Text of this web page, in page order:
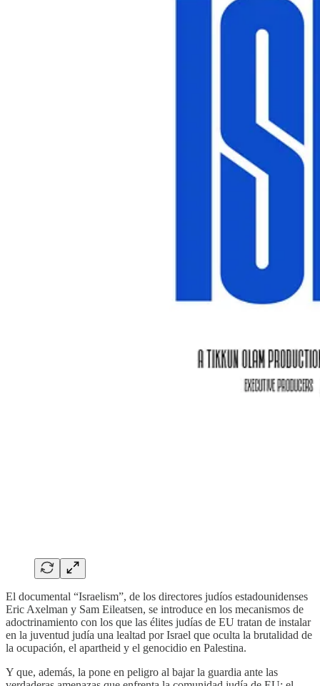
El documental “Israelism”, de los directores judíos estadounidenses
Eric Axelman y Sam Eileatsen, se introduce en los mecanismos de
adoctrinamiento con los que las élites judías de EU tratan de instalar
en la juventud judía una lealtad por Israel que oculta la brutalidad de
la ocupación, el apartheid y el genocidio en Palestina.
Y que, además, la pone en peligro al bajar la guardia ante las